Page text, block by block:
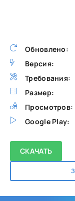
Обновлено:
Версия:
Требования:
Размер:
Просмотров:
Google Play:
СКАЧАТЬ